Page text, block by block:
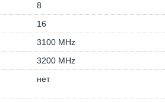
8
16
3100 MHz
3200 MHz
нет